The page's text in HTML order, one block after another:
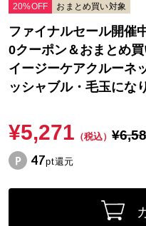
20%OFF おまとめ買い対象
ファイナルセール開催
0クーポン＆おまとめ
イージーケアクルーネ
ッシャブル・毛玉にな
¥5,271 （税込）
47pt還元